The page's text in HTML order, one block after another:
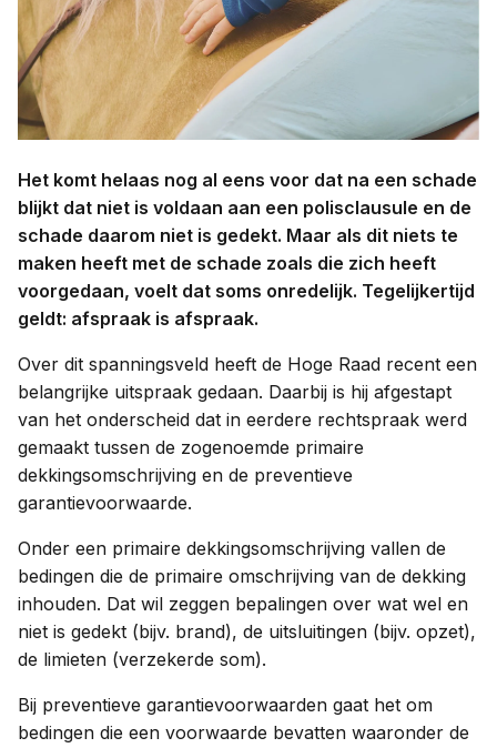
Taal:
Het komt helaas nog al eens voor dat na een schade
blijkt dat niet is voldaan aan een polisclausule en de
schade daarom niet is gedekt. Maar als dit niets te
maken heeft met de schade zoals die zich heeft
voorgedaan, voelt dat soms onredelijk. Tegelijkertijd
geldt: afspraak is afspraak.
Over dit spanningsveld heeft de Hoge Raad recent een
belangrijke uitspraak gedaan. Daarbij is hij afgestapt
van het onderscheid dat in eerdere rechtspraak werd
gemaakt tussen de zogenoemde primaire
dekkingsomschrijving en de preventieve
garantievoorwaarde.
Onder een primaire dekkingsomschrijving vallen de
bedingen die de primaire omschrijving van de dekking
inhouden. Dat wil zeggen bepalingen over wat wel en
niet is gedekt (bijv. brand), de uitsluitingen (bijv. opzet),
de limieten (verzekerde som).
Bij preventieve garantievoorwaarden gaat het om
bedingen die een voorwaarde bevatten waaronder de